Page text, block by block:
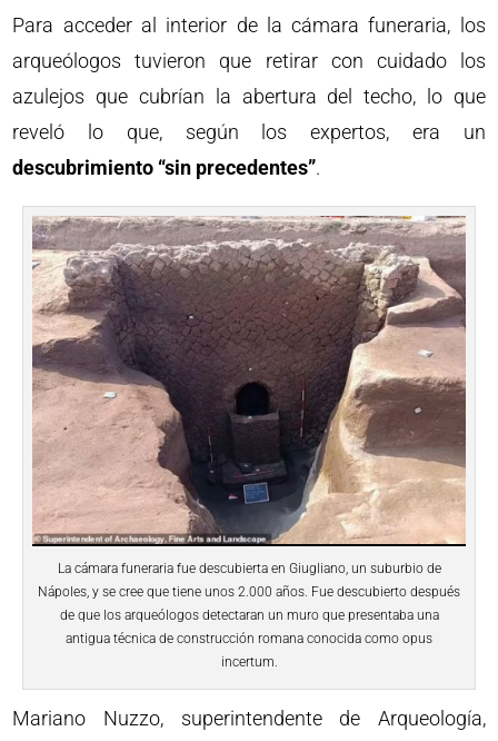
Para acceder al interior de la cámara funeraria, los
arqueólogos tuvieron que retirar con cuidado los
azulejos que cubrían la abertura del techo, lo que
reveló lo que, según los expertos, era un
descubrimiento “sin precedentes”.
La cámara funeraria fue descubierta en Giugliano, un suburbio de
Nápoles, y se cree que tiene unos 2.000 años. Fue descubierto después
de que los arqueólogos detectaran un muro que presentaba una
antigua técnica de construcción romana conocida como opus
incertum.
Mariano Nuzzo, superintendente de Arqueología,